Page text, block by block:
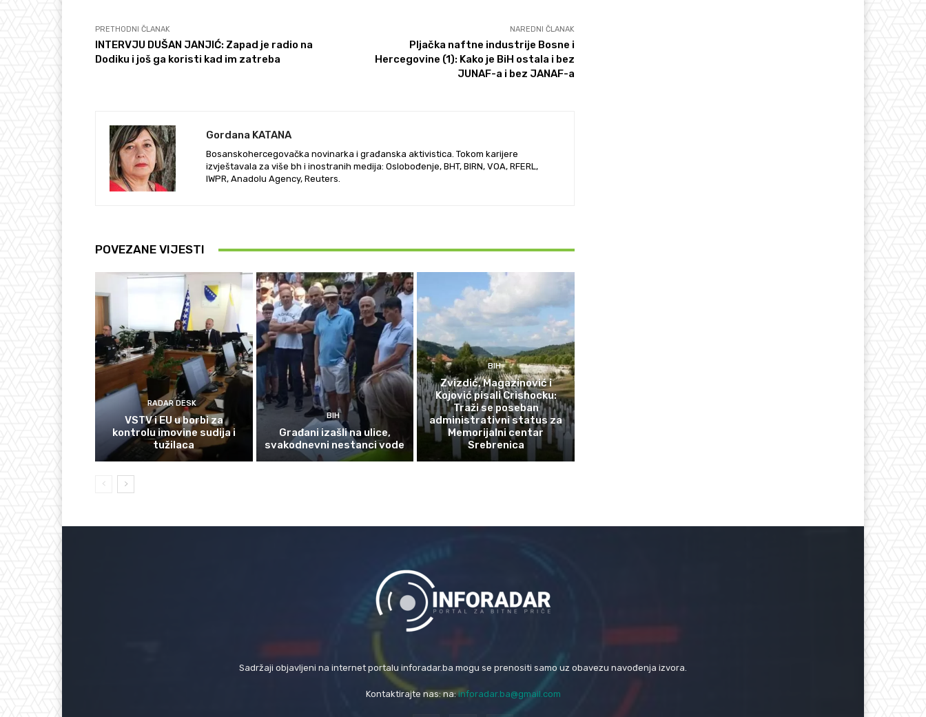
PRETHODNI ČLANAK
INTERVJU DUŠAN JANJIĆ: Zapad je radio na
Dodiku i još ga koristi kad im zatreba
NAREDNI ČLANAK
Pljačka naftne industrije Bosne i
Hercegovine (1): Kako je BiH ostala i bez
JUNAF-a i bez JANAF-a
Gordana KATANA
Bosanskohercegovačka novinarka i građanska aktivistica. Tokom karijere
izvještavala za više bh i inostranih medija: Oslobođenje, BHT, BIRN, VOA, RFERL,
IWPR, Anadolu Agency, Reuters.
POVEZANE VIJESTI
RADAR DESK
VSTV i EU u borbi za
kontrolu imovine sudija i
tužilaca
BIH
Građani izašli na ulice,
svakodnevni nestanci vode
BIH
Zvizdić, Magazinović i
Kojović pisali Crishocku:
Traži se poseban
administrativni status za
Memorijalni centar
Srebrenica
Sadržaji objavljeni na internet portalu inforadar.ba mogu se prenositi samo uz obavezu navođenja izvora.
Kontaktirajte nas: na:inforadar.ba@gmail.com